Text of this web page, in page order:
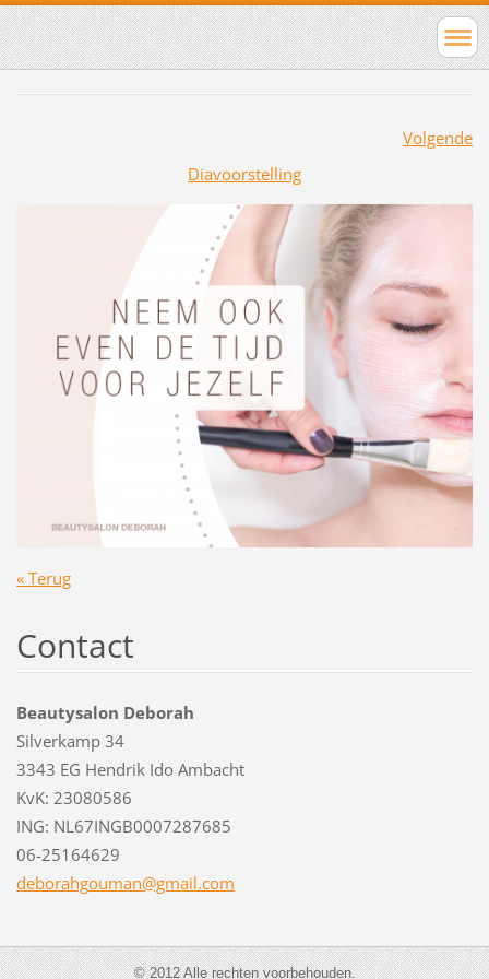
Volgende
Diavoorstelling
« Terug
Contact
Beautysalon Deborah
Silverkamp 34
3343 EG Hendrik Ido Ambacht
KvK: 23080586
ING: NL67INGB0007287685
06-25164629
deborahgouman@gmail.com
© 2012 Alle rechten voorbehouden.